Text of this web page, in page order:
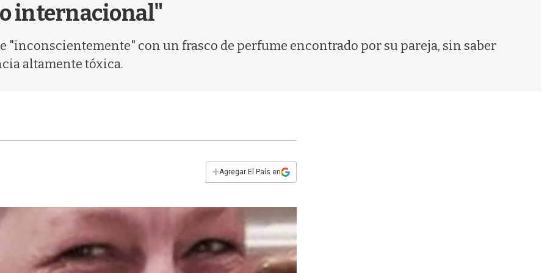
internacional"
"inconscientemente" con un frasco de perfume encontrado por su pareja, sin saber
altamente tóxica.
+Agregar El País en